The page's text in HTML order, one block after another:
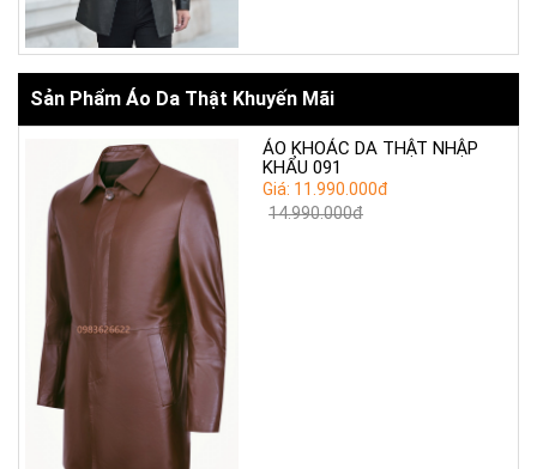
Sản Phẩm Áo Da Thật Khuyến Mãi
ÁO KHOÁC DA THẬT NHẬP
KHẨU 091
Giá: 11.990.000đ
14.990.000đ